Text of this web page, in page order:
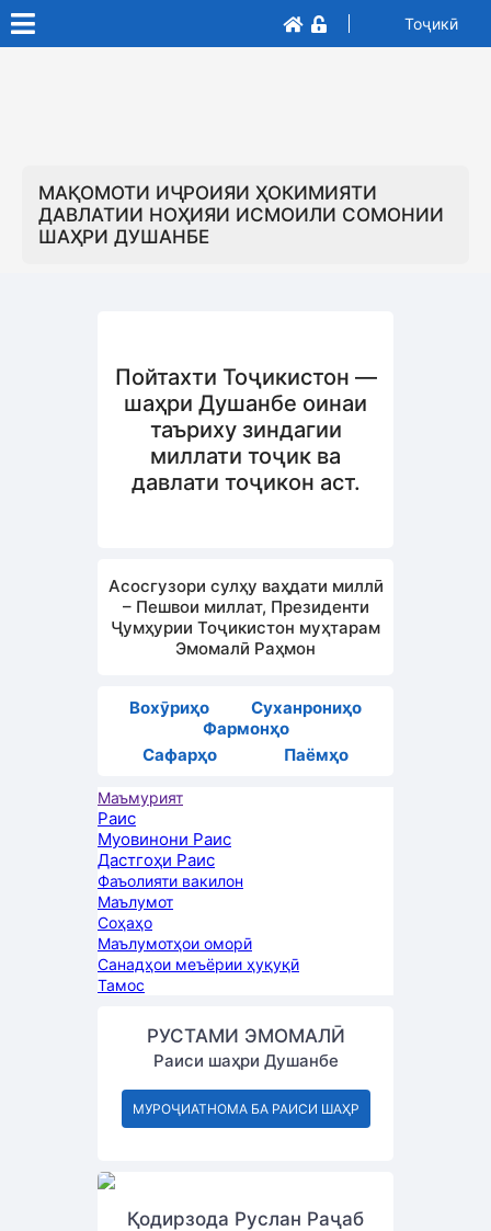
Тоҷикӣ
МАҚОМОТИ ИҶРОИЯИ ҲОКИМИЯТИ
ДАВЛАТИИ НОҲИЯИ ИСМОИЛИ СОМОНИИ
ШАҲРИ ДУШАНБЕ
Маъмурият
Раис
Муовинони Раис
Дастгоҳи Раис
Фаъолияти вакилон
Маълумот
Соҳаҳо
Маълумотҳои оморӣ
Санадҳои меъёрии ҳуқуқӣ
Тамос
РУСТАМИ ЭМОМАЛӢ
Раиси шаҳри Душанбе
МУРОҶИАТНОМА БА РАИСИ ШАҲР
Қодирзода Руслан Раҷаб
Пойтахти Тоҷикистон —
шаҳри Душанбе оинаи
таъриху зиндагии
миллати тоҷик ва
давлати тоҷикон аст.
Асосгузори сулҳу ваҳдати миллӣ
– Пешвои миллат, Президенти
Ҷумҳурии Тоҷикистон муҳтарам
Эмомалӣ Раҳмон
Вохӯриҳо
Суханрониҳо
Фармонҳо
Сафарҳо
Паёмҳо